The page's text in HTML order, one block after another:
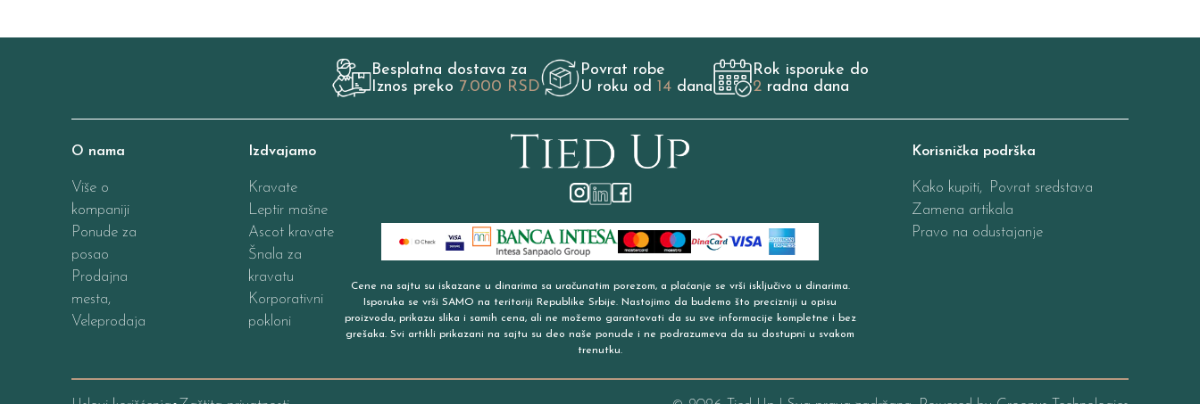
Besplatna dostava za
Iznos preko 7.000 RSD
Povrat robe
U roku od 14 dana
Rok isporuke do
2 radna dana
O nama
Više o
kompaniji
Ponude za
posao
Prodajna
mesta,
Veleprodaja
Izdvajamo
Kravate
Leptir mašne
Ascot kravate
Šnala za
kravatu
Korporativni
pokloni
Cene na sajtu su iskazane u dinarima sa uračunatim porezom, a plaćanje se vrši isključivo u dinarima.
Isporuka se vrši SAMO na teritoriji Republike Srbije. Nastojimo da budemo što precizniji u opisu
proizvoda, prikazu slika i samih cena, ali ne možemo garantovati da su sve informacije kompletne i bez
grešaka. Svi artikli prikazani na sajtu su deo naše ponude i ne podrazumeva da su dostupni u svakom
trenutku.
Korisnička podrška
Kako kupiti, Povrat sredstava
Zamena artikala
Pravo na odustajanje